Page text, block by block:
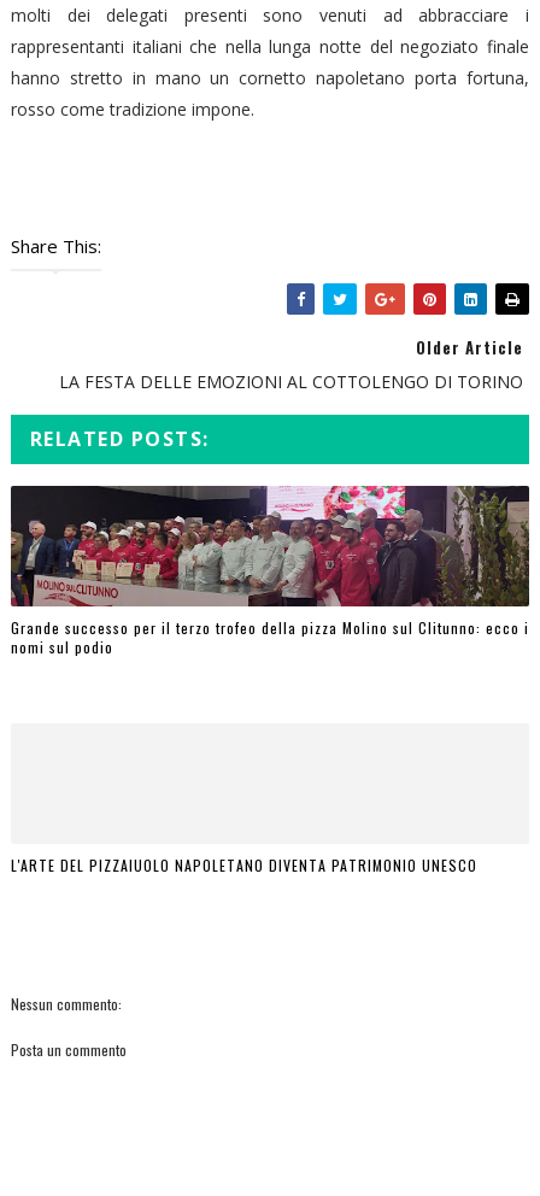
molti dei delegati presenti sono venuti ad abbracciare i
rappresentanti italiani che nella lunga notte del negoziato finale
hanno stretto in mano un cornetto napoletano porta fortuna,
rosso come tradizione impone.
Share This:
Older Article
LA FESTA DELLE EMOZIONI AL COTTOLENGO DI TORINO
RELATED POSTS:
Grande successo per il terzo trofeo della pizza Molino sul Clitunno: ecco i
nomi sul podio
L'ARTE DEL PIZZAIUOLO NAPOLETANO DIVENTA PATRIMONIO UNESCO
Nessun commento:
Posta un commento